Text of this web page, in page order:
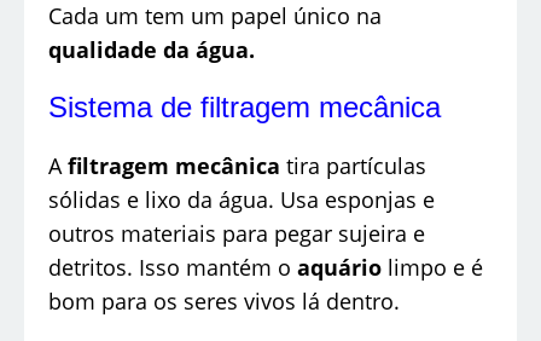
Cada um tem um papel único na
qualidade da água.
Sistema de filtragem mecânica
Afiltragem mecânica tira partículas
sólidas e lixo da água. Usa esponjas e
outros materiais para pegar sujeira e
detritos. Isso mantém o aquário limpo e é
bom para os seres vivos lá dentro.